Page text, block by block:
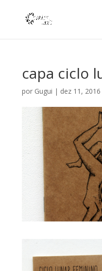
capa ciclo
por Gugui | dez 11, 2016